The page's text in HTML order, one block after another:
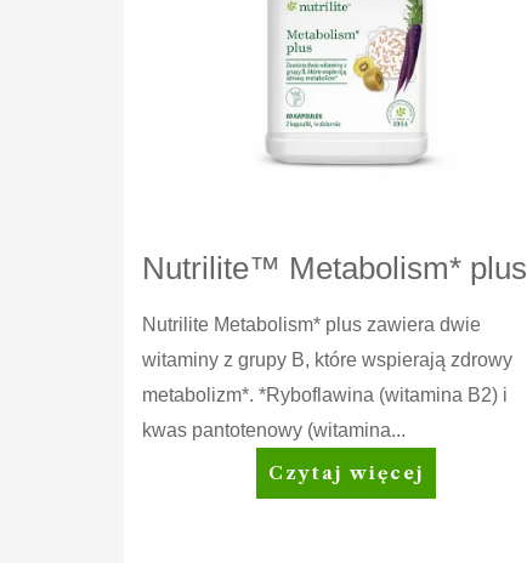
Nutrilite™ Metabolism* plus
Nutrilite Metabolism* plus zawiera dwie
witaminy z grupy B, które wspierają zdrowy
metabolizm*. *Ryboflawina (witamina B2) i
kwas pantotenowy (witamina...
Nutrilite™
Metabolism*
Czytaj więcej